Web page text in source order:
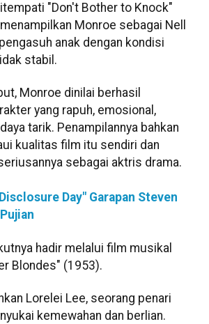
"Don't Bother to Knock"
Monroe sebagai Nell
anak dengan kondisi
stabil.
Monroe dinilai berhasil
yang rapuh, emosional,
tarik. Penampilannya bahkan
kualitas film itu sendiri dan
sebagai aktris drama.
Day" Garapan Steven
hadir melalui film musikal
Blondes" (1953).
Lorelei Lee, seorang penari
kemewahan dan berlian.